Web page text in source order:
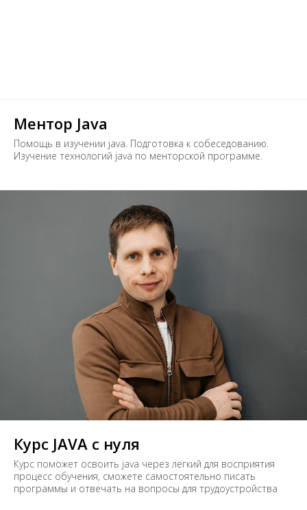
Ментор Java
Помощь в изучении java. Подготовка к собеседованию.
Изучение технологий java по менторской программе.
Курс JAVA с нуля
Курс поможет освоить java через легкий для восприятия
процесс обучения, сможете самостоятельно писать
программы и отвечать на вопросы для трудоустройства